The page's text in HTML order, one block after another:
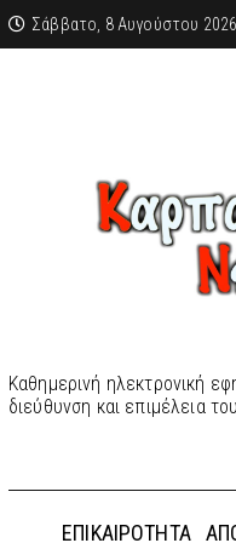
Σάββατο, 8 Αυγούστου 2026
Καθημερινή ηλεκτρονική
διεύθυνση και επιμέλεια
ΕΠΙΚΑΙΡΌΤΗΤΑ